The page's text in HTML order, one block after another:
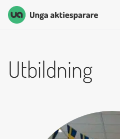
Unga Aktiesparare
Utbildning